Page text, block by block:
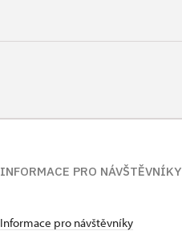
INFORMACE PRO NÁVŠTĚVNÍKY
Informace pro návštěvníky